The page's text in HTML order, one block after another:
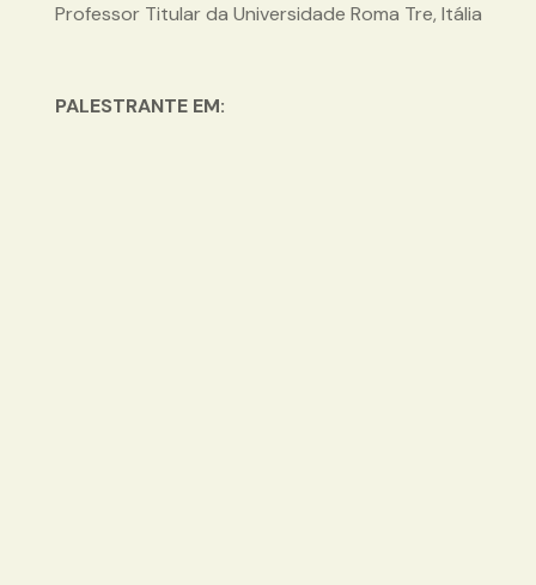
Professor Titular da Universidade Roma Tre, Itália
PALESTRANTE EM: